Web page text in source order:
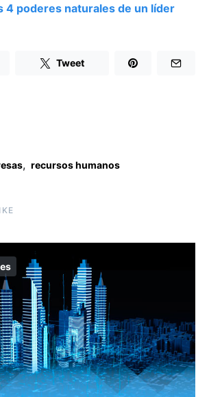
4 poderes naturales de un líder
Tweet
, recursos humanos